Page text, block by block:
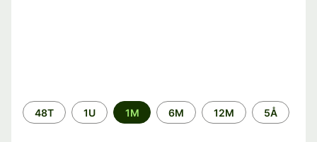
Time
period
48T 1U 1M 6M 12M 5Å